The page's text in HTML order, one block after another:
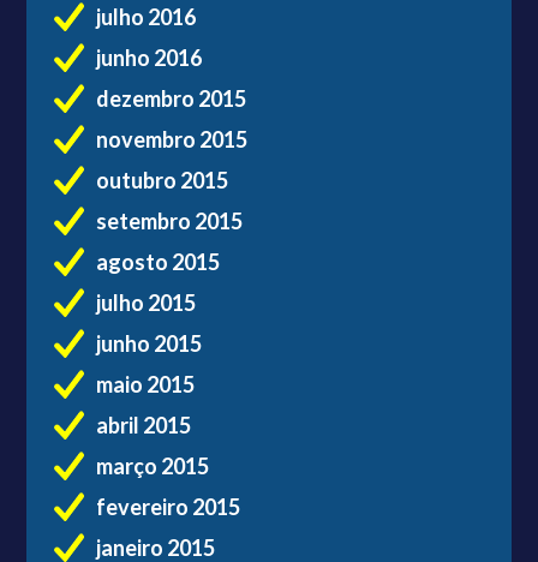
julho 2016
junho 2016
dezembro 2015
novembro 2015
outubro 2015
setembro 2015
agosto 2015
julho 2015
junho 2015
maio 2015
abril 2015
março 2015
fevereiro 2015
janeiro 2015